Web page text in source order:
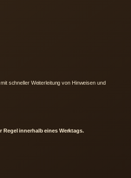
schneller Weiterleitung von Hinweisen und
innerhalb eines Werktags.